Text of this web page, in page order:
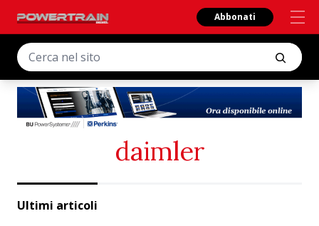
Abbonati
daimler
Ultimi articoli